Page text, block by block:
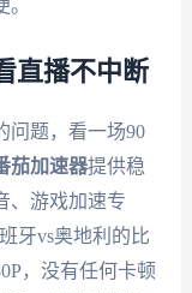
直播不中断
问题，看一场90
茄加速器提供稳
、游戏加速专
牙vs奥地利的比
，没有任何卡顿